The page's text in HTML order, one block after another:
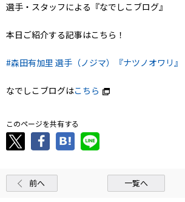
選手・スタッフによる『なでしこブログ』
本日ご紹介する記事はこちら！
#森田有加里 選手（ノジマ）『ナツノオワリ』
なでしこブログはこちら
このページを共有する
前へ 一覧へ